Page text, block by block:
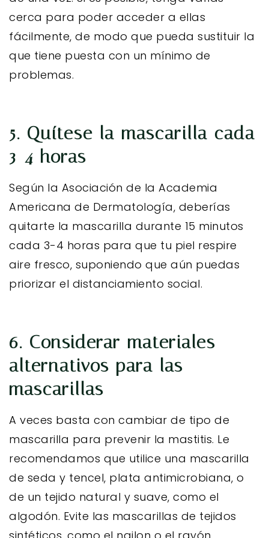
cerca para poder acceder a ellas
fácilmente, de modo que pueda sustituir la
que tiene puesta con un mínimo de
problemas.
5. Quítese la mascarilla cada
3-4 horas
Según la Asociación de la Academia
Americana de Dermatología, deberías
quitarte la mascarilla durante 15 minutos
cada 3-4 horas para que tu piel respire
aire fresco, suponiendo que aún puedas
priorizar el distanciamiento social.
6. Considerar materiales
alternativos para las
mascarillas
A veces basta con cambiar de tipo de
mascarilla para prevenir la mastitis. Le
recomendamos que utilice una mascarilla
de seda y tencel, plata antimicrobiana, o
de un tejido natural y suave, como el
algodón. Evite las mascarillas de tejidos